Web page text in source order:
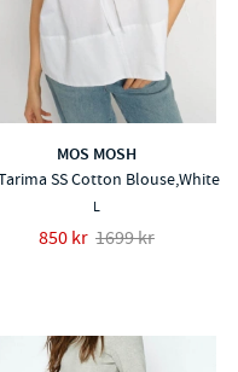
MOS MOSH
SS Cotton Blouse,White
L
850 kr 1699 kr